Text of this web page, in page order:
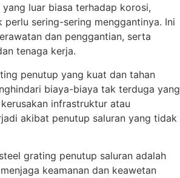
luar biasa terhadap korosi,
perlu sering-sering menggantinya. Ini
dan penggantian, serta
tenaga kerja.
penutup yang kuat dan tahan
biaya-biaya tak terduga yang
infrastruktur atau
akibat penutup saluran yang tidak
grating penutup saluran adalah
keamanan dan keawetan